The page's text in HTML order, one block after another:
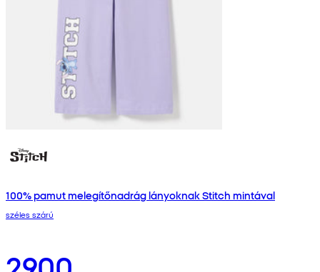
100% pamut melegítőnadrág lányoknak Stitch mintával
széles szárú